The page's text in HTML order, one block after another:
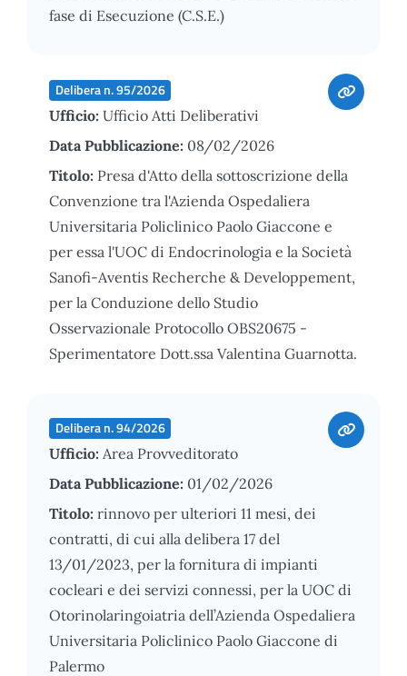
fase di Esecuzione (C.S.E.)
Delibera n. 95/2026
Ufficio: Ufficio Atti Deliberativi
Data Pubblicazione: 08/02/2026
Titolo: Presa d'Atto della sottoscrizione della
Convenzione tra l'Azienda Ospedaliera
Universitaria Policlinico Paolo Giaccone e
per essa l'UOC di Endocrinologia e la Società
Sanofi-Aventis Recherche & Developpement,
per la Conduzione dello Studio
Osservazionale Protocollo OBS20675 -
Sperimentatore Dott.ssa Valentina Guarnotta.
Delibera n. 94/2026
Ufficio: Area Provveditorato
Data Pubblicazione: 01/02/2026
Titolo: rinnovo per ulteriori 11 mesi, dei
contratti, di cui alla delibera 17 del
13/01/2023, per la fornitura di impianti
cocleari e dei servizi connessi, per la UOC di
Otorinolaringoiatria dell’Azienda Ospedaliera
Universitaria Policlinico Paolo Giaccone di
Palermo